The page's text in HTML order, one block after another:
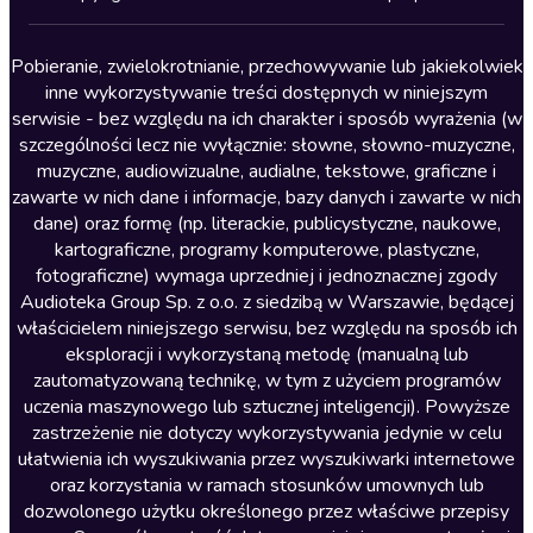
Lektury szkolne
Literatura anglojęzyczna
Literatura faktu
Literatura obyczajowa
Literatura piękna obca
Literatura piękna polska
Nagrania relaksacyjne
Nauka języków
Nauki humanistyczne
Podcasty i audycje
Polityka
Prasa
Religia
Pobieranie, zwielokrotnianie, przechowywanie lub jakiekolwiek
inne wykorzystywanie treści dostępnych w niniejszym
serwisie - bez względu na ich charakter i sposób wyrażenia (w
szczególności lecz nie wyłącznie: słowne, słowno-muzyczne,
muzyczne, audiowizualne, audialne, tekstowe, graficzne i
zawarte w nich dane i informacje, bazy danych i zawarte w nich
dane) oraz formę (np. literackie, publicystyczne, naukowe,
kartograficzne, programy komputerowe, plastyczne,
fotograficzne) wymaga uprzedniej i jednoznacznej zgody
Audioteka Group Sp. z o.o. z siedzibą w Warszawie, będącej
właścicielem niniejszego serwisu, bez względu na sposób ich
eksploracji i wykorzystaną metodę (manualną lub
zautomatyzowaną technikę, w tym z użyciem programów
uczenia maszynowego lub sztucznej inteligencji). Powyższe
zastrzeżenie nie dotyczy wykorzystywania jedynie w celu
ułatwienia ich wyszukiwania przez wyszukiwarki internetowe
oraz korzystania w ramach stosunków umownych lub
dozwolonego użytku określonego przez właściwe przepisy